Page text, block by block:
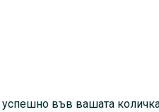
успешно във вашата